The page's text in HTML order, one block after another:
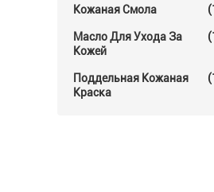
Кожаная Смола
Масло Для Ухода За
Кожей
Поддельная Кожаная
Краска